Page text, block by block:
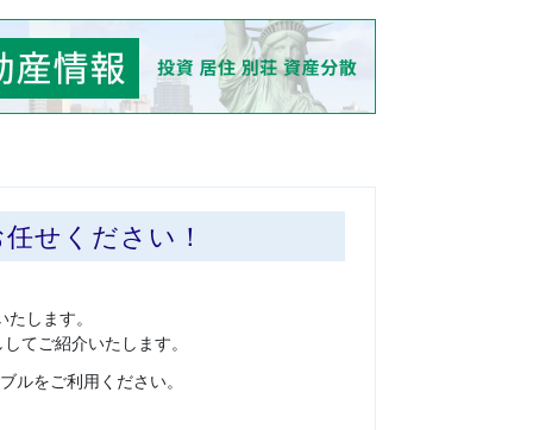
せください！
します。
てご紹介いたします。
をご利用ください。